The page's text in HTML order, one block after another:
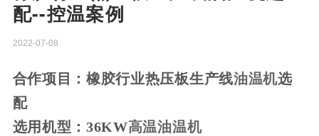
配--控温案例
2022-07-08
合作项目：橡胶行业热压板生产线油温机选
配
选用机型：36KW高温油温机